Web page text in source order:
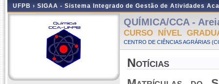
UFPB › SIGAA - Sistema Integrado de Gestão de Atividades
QUÍMICA/CCA -
CURSO NÍVEL
CENTRO DE CIÊNCIAS AGRÁRIAS
Notícias